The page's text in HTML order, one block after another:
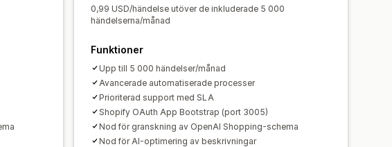
0,99 USD/händelse utöver de inkluderade 5 000
händelserna/månad
Funktioner
Upp till 5 000 händelser/månad
Avancerade automatiserade processer
Prioriterad support med SLA
Shopify OAuth App Bootstrap (port 3005)
Nod för granskning av OpenAI Shopping-schema
Nod för AI-optimering av beskrivningar